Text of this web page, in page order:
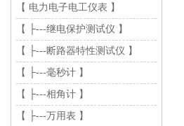
【 电力电子电工仪表 】
【 ├---继电保护测试仪 】
【 ├---断路器特性测试仪 】
【 ├---毫秒计 】
【 ├---相角计 】
【 ├---万用表 】